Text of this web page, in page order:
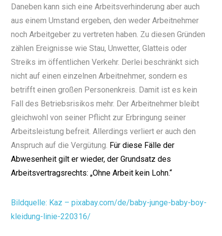
Daneben kann sich eine Arbeitsverhinderung aber auch
aus einem Umstand ergeben, den weder Arbeitnehmer
noch Arbeitgeber zu vertreten haben. Zu diesen Gründen
zählen Ereignisse wie Stau, Unwetter, Glatteis oder
Streiks im öffentlichen Verkehr. Derlei beschränkt sich
nicht auf einen einzelnen Arbeitnehmer, sondern es
betrifft einen großen Personenkreis. Damit ist es kein
Fall des Betriebsrisikos mehr. Der Arbeitnehmer bleibt
gleichwohl von seiner Pflicht zur Erbringung seiner
Arbeitsleistung befreit. Allerdings verliert er auch den
Anspruch auf die Vergütung. Für diese Fälle der
Abwesenheit gilt er wieder, der Grundsatz des
Arbeitsvertragsrechts: „Ohne Arbeit kein Lohn.“
Bildquelle: Kaz – pixabay.com/de/baby-junge-baby-boy-
kleidung-linie-220316/